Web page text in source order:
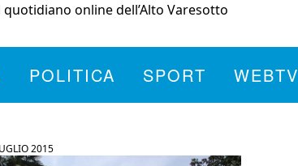
quotidiano online dell’Alto Varesotto
POLITICA SPORT WEBTV
2015